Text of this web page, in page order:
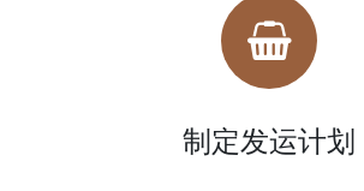
制定发运计划